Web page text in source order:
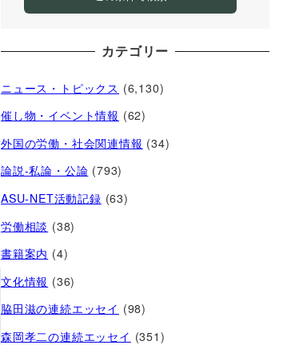
カテゴリー
ニュース・トピックス (6,130)
催し物・イベント情報 (62)
外国の労働・社会関連情報 (34)
論説-私論・公論 (793)
ASU-NET活動記録 (63)
労働相談 (38)
書籍案内 (4)
文化情報 (36)
脇田滋の連続エッセイ (98)
森岡孝二の連続エッセイ (351)